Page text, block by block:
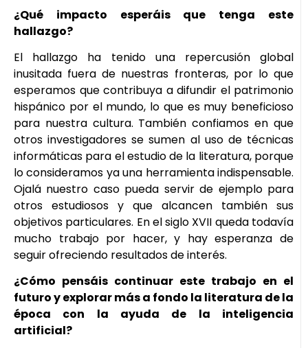
¿Qué impacto esperáis que tenga este
hallazgo?
El hallazgo ha tenido una repercusión global
inusitada fuera de nuestras fronteras, por lo que
esperamos que contribuya a difundir el patrimonio
hispánico por el mundo, lo que es muy beneficioso
para nuestra cultura. También confiamos en que
otros investigadores se sumen al uso de técnicas
informáticas para el estudio de la literatura, porque
lo consideramos ya una herramienta indispensable.
Ojalá nuestro caso pueda servir de ejemplo para
otros estudiosos y que alcancen también sus
objetivos particulares. En el siglo XVII queda todavía
mucho trabajo por hacer, y hay esperanza de
seguir ofreciendo resultados de interés.
¿Cómo pensáis continuar este trabajo en el
futuro y explorar más a fondo la literatura de la
época con la ayuda de la inteligencia
artificial?